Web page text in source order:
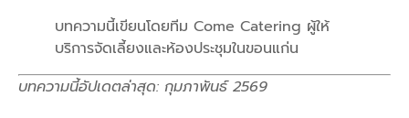
บทความนี้เขียนโดยทีม Come Catering ผู้ให้
บริการจัดเลี้ยงและห้องประชุมในขอนแก่น
บทความนี้อัปเดตล่าสุด: กุมภาพันธ์ 2569